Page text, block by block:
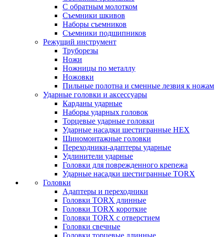
С обратным молотком
Съемники шкивов
Наборы съемников
Съемники подшипников
Режущий инструмент
Труборезы
Ножи
Ножницы по металлу
Ножовки
Пильные полотна и сменные лезвия к ножам
Ударные головки и аксессуары
Карданы ударные
Наборы ударных головок
Торцевые ударные головки
Ударные насадки шестигранные HEX
Шиномонтажные головки
Переходники-адаптеры ударные
Удлинители ударные
Головки для поврежденного крепежа
Ударные насадки шестигранные TORX
Головки
Адаптеры и переходники
Головки TORX длинные
Головки TORX короткие
Головки TORX с отверстием
Головки свечные
Головки торцевые длинные